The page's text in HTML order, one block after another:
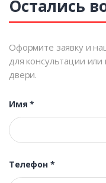
Остались
Оформите заявку и
для консультации
двери.
Имя*
Телефон *